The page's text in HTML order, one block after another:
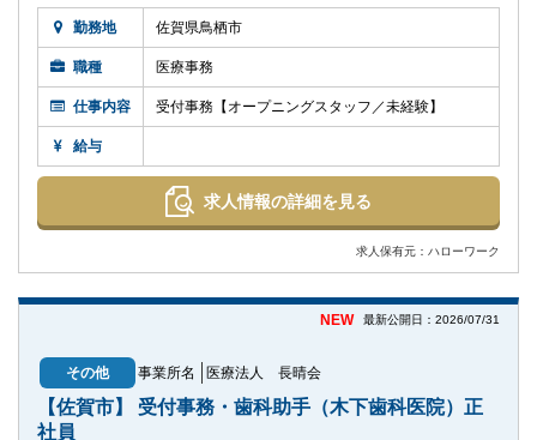
勤務地 佐賀県鳥栖市
職種 医療事務
仕事内容 受付事務【オープニングスタッフ／未経験】
給与
求人情報の詳細を見る
求人保有元：ハローワーク
NEW 最新公開日：2026/07/31
その他 事業所名 医療法人 長晴会
【佐賀市】 受付事務・歯科助手（木下歯科医院）正
社員